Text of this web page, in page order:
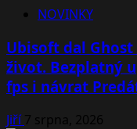
NOVINKY
Ubisoft dal
život. Bezplatný
fps i návrat
Jiří7 srpna, 2026